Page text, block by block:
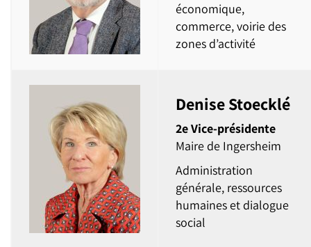
économique,
commerce, voirie des
zones d’activité
Denise Stoecklé
2e Vice-présidente
Maire de Ingersheim
Administration
générale, ressources
humaines et dialogue
social